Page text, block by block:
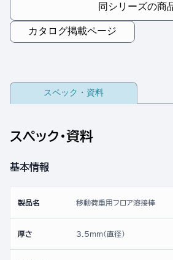
同シリーズの商
カタログ掲載ページ
スペック・資料
スペック・資料
基本情報
製品名 移動荷重用フロア溶接棒
厚さ 3.5mm(直径)